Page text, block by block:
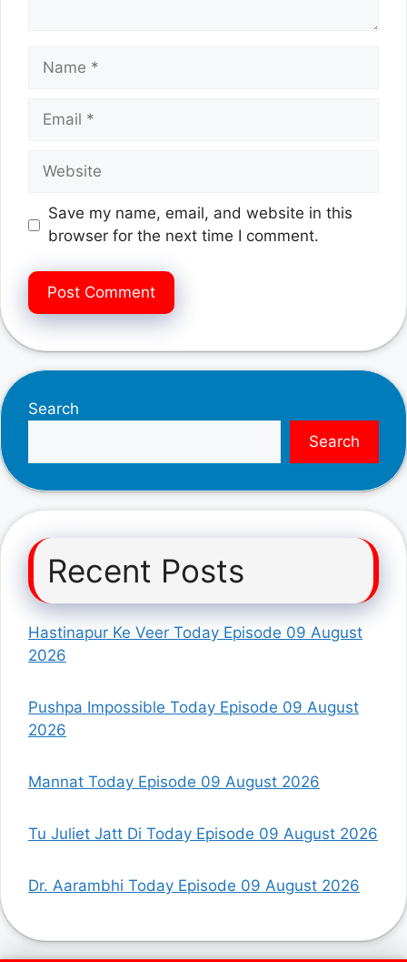
Name
Email
Website
Save my name, email, and website in this
browser for the next time I comment.
Search
Search
Recent Posts
Hastinapur Ke Veer Today Episode 09 August
2026
Pushpa Impossible Today Episode 09 August
2026
Mannat Today Episode 09 August 2026
Tu Juliet Jatt Di Today Episode 09 August 2026
Dr. Aarambhi Today Episode 09 August 2026